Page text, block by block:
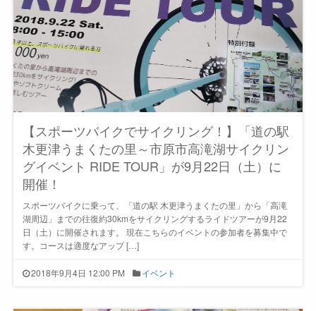
【スポーツバイクでサイクリング！】「道の駅
木更津うまくたの里～市原市高滝湖サイクリン
グイベント RIDE TOUR」が9月22日（土）に
開催！
スポーツバイクに乗って、「道の駅 木更津うまくたの里」から「高滝
湖周辺」までの往復約30kmをサイクリングするライドツアーが9月22
日（土）に開催されます。 現在こちらのイベントの参加者を募集中で
す。コースは適度なアップ […]
2018年9月4日 12:00 PM イベント